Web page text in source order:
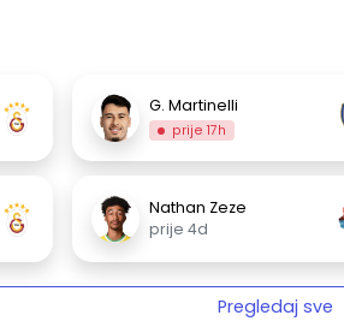
G. Martinelli
prije 17h
Nathan Zeze
prije 4d
Pregledaj sve